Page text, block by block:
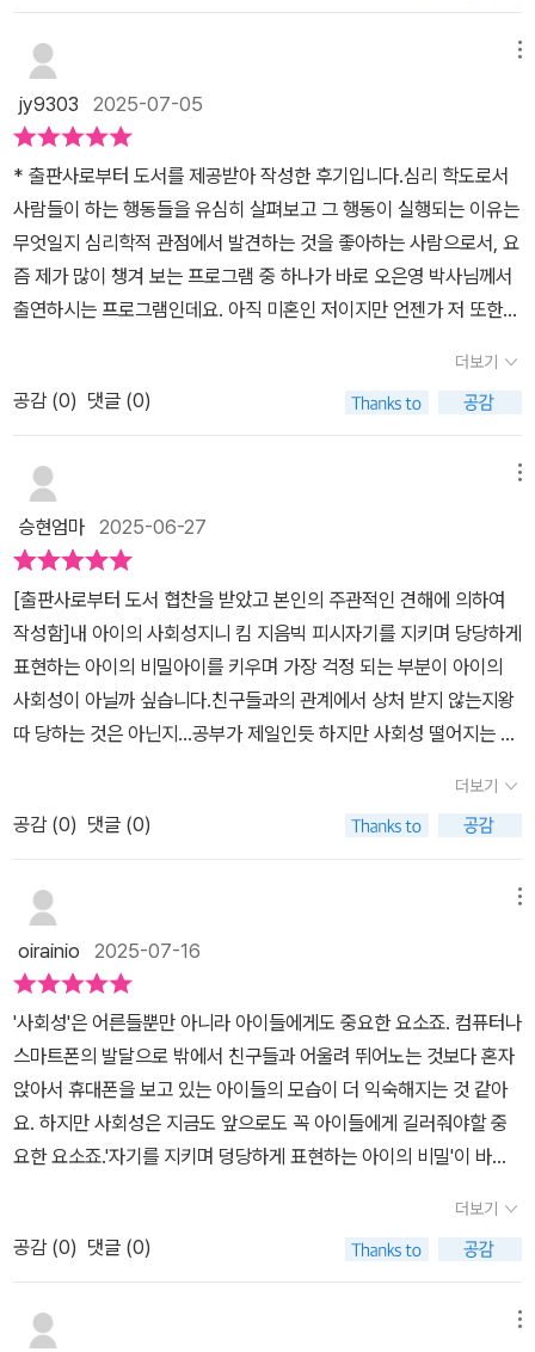
의 퍼즐조각으로 나눠 놓았어요. 독자들이 스스로 자신의 자아를 지
키고 표현할 수 있는 5가지 역량과 함께 관계를 만들고 유지할 수 있
도록 6가지 가치로 가르쳐 주세요.​저자는 책의 앞부분에 연령별 사회
성 체크 리스트도 함께 수록해 놓았어요. 부모와 자녀가 함께 책에 수
록된 체크 리스트를 통해서 우리 자녀의 사회성 수준에 대해서 점검
해 볼 수 있어 좋아요. 우리 아이에게 가장 필요한 조각이 무엇인지에
대해서 알고 집중적으로 준비할 수 있어요.저자가 제시해 주는 자기
자신의 표현법이나 상대방과 발생하는 갈등을 어떻게 해결할 수 있는
신감을 가지는데 큰 힘으로 작용돼요.저자는 독자들에게 사람마다 마
음속에 아주 작고 특별한 씨앗이 하나씩 있어요. 이 씨앗의 이름은 바
로 ‘자존감 씨앗’이예요. 이것은 자녀들의 마음밭에 저절로 자라나는
게 아니라 실제 밭과 같이 물을 주고 햇볕도 필요하고 경우에 따라 좋
은 거름을 주듯이 자녀의 자존감 씨앗을 정성스럽게 보살펴 주어야
해요.우리는 저자의 권면대로 우리가 자녀의 마음에 긍정적인 생각과
메시지를 전해 주었을 때 자녀의 씨앗도 함께 쑥쑥 자라날 게 될 거예
요. 감사하게도 저자는 다양한 사회성을 위한 교육의 도구와 함께 놀
이법을 함께 수록해 놓았더라고요.저자는 자녀의 작은 성공 경험을
시각화하는 법, 신체 반응과 감정 단어를 연결해 표현하는 법, 표정,
몸짓, 목소리 등 비언어적 신호를 읽고 그에 적절한 행동하는 법, 감
정, 생각, 행동 등을 적절하고 재미있게 조절을 방법을 연습해서 자녀
부터 어릴 때부터 가질 수 있도록 안정된 정서와 건강한 관계 속에서
튼튼하고 당당한 자녀로 성장시켜야 해요.[이 글은 출판사로부터 책
을 제공 받아 자유롭게 작성한 것입니다.]
한 행동들을 구체적으로 점검할 수 있게 되어 있다. 예전에 유튜브에
서 한 미국인 아버지가 어린 아들의 여러 발달 능력을 확인하기 위해
체크리스트를 활용하는 영상을 본 적이 있는데, 이 책의 체크리스트
는 그 영상과 매우 유사한 느낌을 주었다.​​이 책은 아이가 태어나서 각
연령대별, 그리고 시기별로 어떻게 발달하는지, 아이가 무슨 생각을
하며 어떤 의사소통 단계에 도달해 있는지를 상세히 설명하고 있다.
또한 아이와 놀아주는 법, 대화하는 법, 그리고 효율적이고 과학적인
육아법에 대해 구체적으로 다루고 있다. 내가 키우는 자녀의 사회성
을 완성시키기 위해 어떤 조치를 취해야 하는지, 그리고 아이들이 온
전히 발달하도록 부모가 어떻게 도와주어야 하는지에 대한 내용도 풍
부하게 담겨 있어, 부모로서 효율적인 육아법을 찾고자 하는 분들에
게 좋은 참고서가 될 수 있다.​​책에서는 아이와 함께 대화하며 해야 할
하고 있는지 점검해 보면서, 그렇지 않다면 당장이라도 이 책의 효율
적이고 과학적인 방법들을 시도해야 할 필요가 있다고 느끼게 된다.
또한 아이들이 친구들을 만나면서 일어날 수 있는 갈등 문제 역시 무
시할 수 없는 부분인데, 이는 아주 어린 아이들부터 청소년기까지 부
모들이 가장 많이 걱정하는 부분이다. 이 책은 갈등을 해결하는 다양
한 방식과, 우리 아이가 어떤 성격 유형인지도 구분하여 알려준다.​​그
외에도 형제 자매 간의 갈등과 부모의 해결책, 자주 삐치거나 사과해
도 잘 받아들이지 않는 아이, 몸이 먼저 나가는 과격한 아이를 키울 때
출신의 전문가가 들려주는 방식은 우리 아이를 훌륭한 자녀로 키우기
위한 명확한 가이드라인을 제시한다.​​​​​
jy9303 2025-07-05
* 출판사로부터 도서를 제공받아 작성한 후기입니다.심리 학도로서
사람들이 하는 행동들을 유심히 살펴보고 그 행동이 실행되는 이유는
무엇일지 심리학적 관점에서 발견하는 것을 좋아하는 사람으로서, 요
즘 제가 많이 챙겨 보는 프로그램 중 하나가 바로 오은영 박사님께서
출연하시는 프로그램인데요. 아직 미혼인 저이지만 언젠가 저 또한
모가 될 수 있고, 아이에게 든든한 부모가 되어 줄 수 있을까? 그리고
이기적이지 않고 이타적이면서도 자신의 의사를 정확하게 표현할 줄
아는 사랑이 넘치는 아이로 키울 수 있을까를 염두에 두면서 출연한
아이들의 행동들을 유심히 살펴보게 되는데요.사람은 누구도 타고난
게 하느냐에 따라서도 그 기질을 긍정적인 방향으로 변화를 줄 수 있
고, 가족에게서 사랑을 듬뿍 받고 자란 아이가 이다음에 커서도 타인
에게 사랑을 나눌 줄 알고 포용할 줄 아는 사람이 될 수 있다는 결과가
있듯, 아이가 세상에 태어나 가장 처음 맺는, 가장 작은 사회인 가정에
서 사회성에 대해 배우기 시작하는 과정인 만큼, 아이의 자존감을 지
키면서도 스스로의 의사를 당당하게 표현할 수 있는 아이를 위해서
조금 더 깊이 공부를 해보기로 했는데요.이번 도서 《내 아이의 사회
성》은 영유아 회복탄력성을 전공으로 아동 발달을 공부하고, 유아특
수교육 석사와 박사 학위를 취득한 저자가 이 과정들을 통해서 특정
성향이 다양한데, 그 다양성을 이해하고 아이들 각자만의 고유한 성
질에 맞는 교육 방법을 찾아갈 수 있을 것 같아요.이를테면, 누군가는
가정 내에서 이미 사회성이 풍부하게 갖추고 있는가 하면, 어떤 아이
는 여전히 채워가야 할 부분들이 많을 수 있을 테니까요. 우리 모두는
여전히 배워야 할 것들이 많고 공부해야 할 부분들이 많은, 앞으로도
세상을 살아가며 채워가야 할 것들이 많은 미성숙한 생명체로서, 실
수를 하고 좌절에 직면해 보면서 그렇게 우리는 성장의 기회를 얻게
되겠지요.
더보기
공감 (0) 댓글 (0)
승현엄마 2025-06-27
[출판사로부터 도서 협찬을 받았고 본인의 주관적인 견해에 의하여
작성함]​내 아이의 사회성​지니 킴 지음​빅 피시​​자기를 지키며 당당하게
표현하는 아이의 비밀​아이를 키우며 가장 걱정 되는 부분이 아이의
사회성이 아닐까 싶습니다.​친구들과의 관계에서 상처 받지 않는지​왕
따 당하는 것은 아닌지...​공부가 제일인듯 하지만 사회성 떨어지는 아
교실에서 직접 느낀 일들을 다양한​예시와 함께 읽기 쉬운 글로 서술
해 놓아서 다양한 사례를​살펴 볼 수 있는 유익한 책입니다.​연령별로
다양한 케이스들을 제시해 놓아서​우리 아이에 맞는 경우를 찾을 수
있어 적용하기 좋습니다.​어떻게 대화해야할지 친절하게 담아져 있어
서 아이와 대화해보며​새롭게 변화하는 아이를 볼 수 있습니다.​다양한
예시들로 아이와 이런 저런 이야기를 나누어 보면서 ​성장해 나갈 수
있는 의미있는 책​아이에게 더 나는 삶을 살아갈 수 있도록 꼭 필요한
지혜를 담아​부모가 읽고 적용할 수 있는 부모 지침서 역할을 하는 책​
추천합니다​
더보기
공감 (0) 댓글 (0)
oirainio 2025-07-16
'사회성'은 어른들뿐만 아니라 아이들에게도 중요한 요소죠. 컴퓨터나
스마트폰의 발달으로 밖에서 친구들과 어울려 뛰어노는 것보다 혼자
앉아서 휴대폰을 보고 있는 아이들의 모습이 더 익숙해지는 것 같아
요. 하지만 사회성은 지금도 앞으로도 꼭 아이들에게 길러줘야할 중
요한 요소죠.'자기를 지키며 덩당하게 표현하는 아이의 비밀'이 바로
인 5살 아이들에기 많은 도움이 될 수 있을 책이었답니다.가장 좋았
던 것은, 개월수 나이에 맞춘 피드백이었어요. 그리고 다양한 케이스
들을 소개해주니 우리 아이의 연령에는 어떤 사회성을 길러줘야 할
까, 우리 아이의 이런 모습은 어떻게 바꿔줘야 할까 공감되는 부분이
더보기
공감 (0) 댓글 (0)